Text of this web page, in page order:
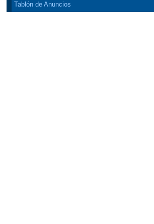
Tablón de Anuncios